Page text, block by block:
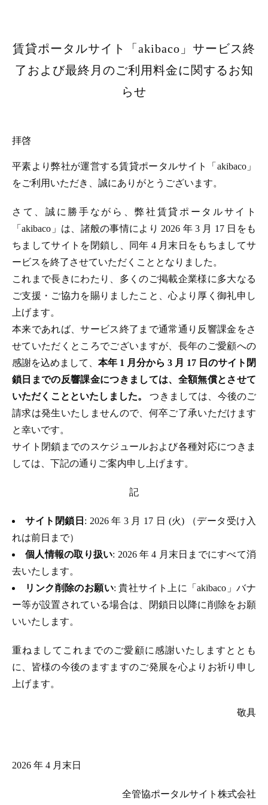
賃貸ポータルサイト「akibaco」サービス終
了および最終月のご利用料金に関するお知
らせ
拝啓
平素より弊社が運営する賃貸ポータルサイト「akibaco」
をご利用いただき、誠にありがとうございます。
さて、誠に勝手ながら、弊社賃貸ポータルサイト
「akibaco」は、諸般の事情により 2026 年 3 月 17 日をも
ちましてサイトを閉鎖し、同年 4 月末日をもちましてサ
ービスを終了させていただくこととなりました。
これまで長きにわたり、多くのご掲載企業様に多大なる
ご支援・ご協力を賜りましたこと、心より厚く御礼申し
上げます。
本来であれば、サービス終了まで通常通り反響課金をさ
せていただくところでございますが、長年のご愛顧への
感謝を込めまして、 本年 1 月分から 3 月 17 日のサイト閉
鎖日までの反響課金につきましては、全額無償とさせて
いただくことといたしました。つきましては、今後のご
請求は発生いたしませんので、何卒ご了承いただけます
と幸いです。
サイト閉鎖までのスケジュールおよび各種対応につきま
しては、下記の通りご案内申し上げます。
記
サイト閉鎖日 : 2026 年 3 月 17 日 (火) （データ受け入
れは前日まで）
個人情報の取り扱い: 2026 年 4 月末日までにすべて消
去いたします。
リンク削除のお願い: 貴社サイト上に「akibaco」バナ
ー等が設置されている場合は、閉鎖日以降に削除をお願
いいたします。
重ねましてこれまでのご愛顧に感謝いたしますととも
に、皆様の今後のますますのご発展を心よりお祈り申し
上げます。
敬具
2026 年 4 月末日
全管協ポータルサイト株式会社